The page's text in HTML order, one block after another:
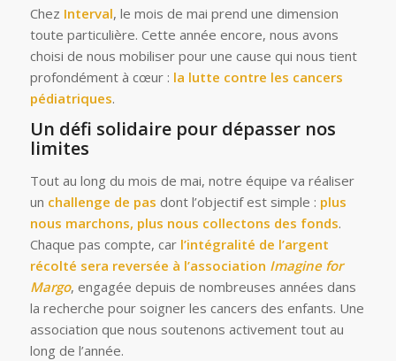
Chez Interval, le mois de mai prend une dimension
toute particulière. Cette année encore, nous avons
choisi de nous mobiliser pour une cause qui nous tient
profondément à cœur : la lutte contre les cancers
pédiatriques.
Un défi solidaire pour dépasser nos
limites
Tout au long du mois de mai, notre équipe va réaliser
un challenge de pas dont l’objectif est simple : plus
nous marchons, plus nous collectons des fonds.
Chaque pas compte, car l’intégralité de l’argent
récolté sera reversée à l’association Imagine for
Margo, engagée depuis de nombreuses années dans
la recherche pour soigner les cancers des enfants. Une
association que nous soutenons activement tout au
long de l’année.